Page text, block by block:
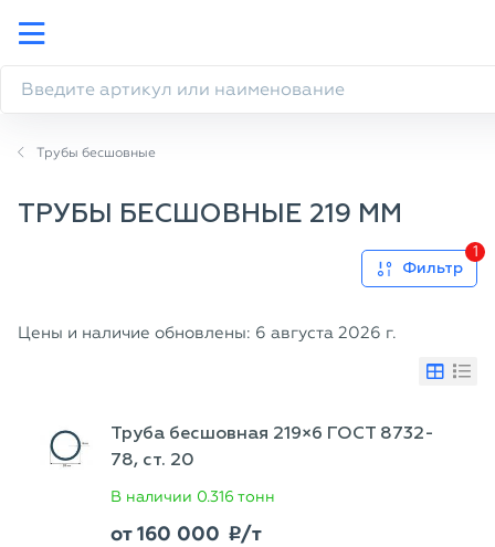
Трубы бесшовные
ТРУБЫ БЕСШОВНЫЕ 219 ММ
Фильтр
1
Цены и наличие обновлены: 6 августа 2026 г.
Труба бесшовная 219×6 ГОСТ 8732-
78, ст. 20
В наличии 0.316 тонн
от160 000 p/т